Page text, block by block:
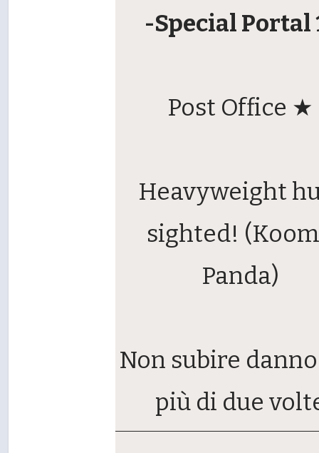
-Special Portal
Post Office ★
Heavyweight
sighted!
Panda)
Non subire
più di due